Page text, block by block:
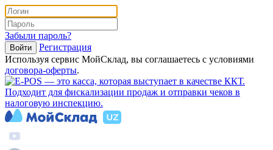
Забыли пароль?
Войти
Регистрация
Используя сервис МойСклад, вы соглашаетесь с условиями
договора‑оферты.